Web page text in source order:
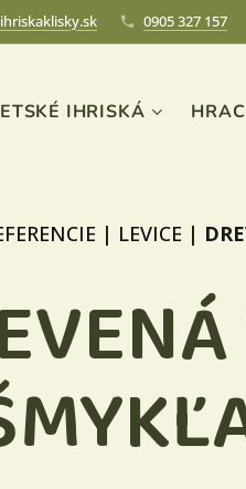
0905 327 157
IHRISKÁ
| LEVICE |